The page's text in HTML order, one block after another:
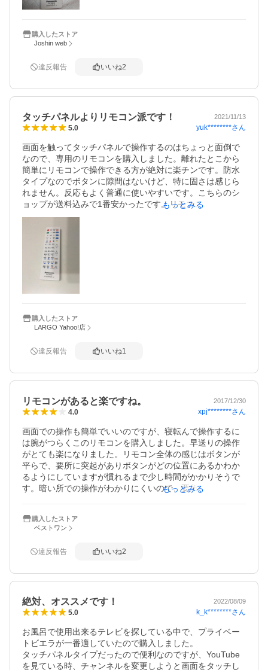
購入したストア
Joshin web
違反報告 いいね2
タッチパネルよりリモコン派です！ 2021/11/13
5.0 yuk********さん
画面を触ってタッチパネルで操作するのはちょっと面倒で
なので、専用のリモコンを購入しました。離れたとこから
簡単にリモコンで操作できる方が絶対に楽チンです。防水
タイプなのでボタンに隙間はないけど、特に固さは感じら
れません。反応もよく普通に使いやすいです。こちらのシ
ョップが送料込みで1番安かったです。リモコンが来たおか
げで、お風呂やキッチンで動画配信やTVを見る機会が増え
ました。注文から届くまでも早かったです。ありがとうご
ざいます。
もっとみる
購入したストア
LARGO Yahoo!店
違反報告 いいね1
リモコンがあると楽ですね。 2017/12/30
4.0 xpj********さん
画面での操作も簡単でいいのですが、寝転んで操作するに
は腕がつらくこのリモコンを購入しました。早送りの操作
がとても楽になりました。リモコン全体の感じはボタンが
平らで、要所に突起がありボタンがどの位置にあるかわか
るようにしていますが慣れるまで少し時間がかかりそうで
す。暗い所での操作がわかりにくいので、要所のボタンが
あると楽です。
もっとみる
購入したストア
ベストワン
違反報告 いいね2
絶対、オススメです！ 2022/08/09
5.0 k_k********さん
お風呂で使用出来るテレビを探している中で、プライベー
トビエラが一番適していたので購入しました。
タッチパネルタイプだったので便利なのですが、YouTube
を見ている時、チャンネルを変更しようと画面をタッチし